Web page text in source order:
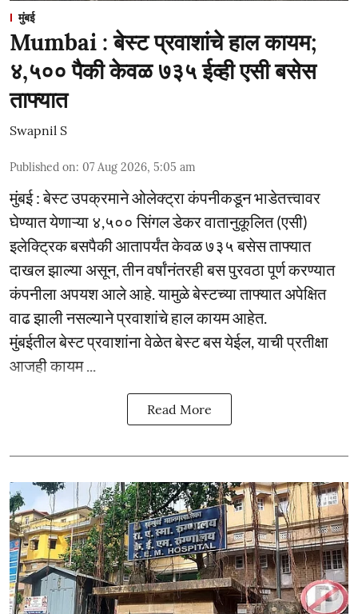
मुंबई
Mumbai : बेस्ट प्रवाशांचे हाल कायम;
४,५०० पैकी केवळ ७३५ ईव्ही एसी बसेस
ताफ्यात
Swapnil S
Published on: 07 Aug 2026, 5:05 am
मुंबई : बेस्ट उपक्रमाने ओलेक्ट्रा कंपनीकडून भाडेतत्त्वावर
घेण्यात येणाऱ्या ४,५०० सिंगल डेकर वातानुकूलित (एसी)
इलेक्ट्रिक बसपैकी आतापर्यंत केवळ ७३५ बसेस ताफ्यात
दाखल झाल्या असून, तीन वर्षांनंतरही बस पुरवठा पूर्ण करण्यात
कंपनीला अपयश आले आहे. यामुळे बेस्टच्या ताफ्यात अपेक्षित
वाढ झाली नसल्याने प्रवाशांचे हाल कायम आहेत.
मुंबईतील बेस्ट प्रवाशांना वेळेत बेस्ट बस येईल, याची प्रतीक्षा
आजही कायम ...
Read More